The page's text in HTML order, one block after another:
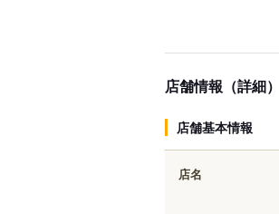
店舗情報（詳細）
店舗基本情報
店名